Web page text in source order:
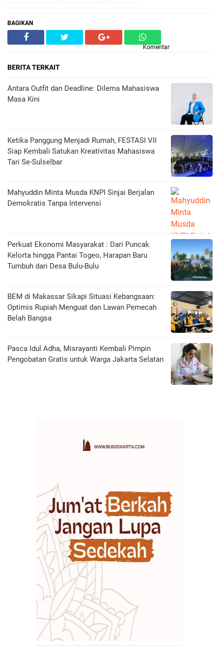
BAGIKAN
Komentar
BERITA TERKAIT
Antara Outfit dan Deadline: Dilema Mahasiswa
Masa Kini
Ketika Panggung Menjadi Rumah, FESTASI VII
Siap Kembali Satukan Kreativitas Mahasiswa
Tari Se-Sulselbar
Mahyuddin Minta Musda KNPI Sinjai Berjalan
Demokratis Tanpa Intervensi
Perkuat Ekonomi Masyarakat : Dari Puncak
Kelorta hingga Pantai Togeo, Harapan Baru
Tumbuh dari Desa Bulu-Bulu
BEM di Makassar Sikapi Situasi Kebangsaan:
Optimis Rupiah Menguat dan Lawan Pemecah
Belah Bangsa
Pasca Idul Adha, Misrayanti Kembali Pimpin
Pengobatan Gratis untuk Warga Jakarta Selatan